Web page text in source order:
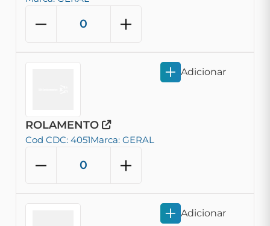
ROLAMENTO
Cod CDC: 4051Marca: GERAL
Adicionar
Adicionar